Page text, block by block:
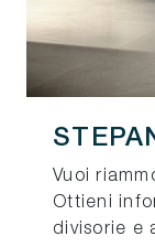
Vuoi
Ottieni
divisorie e